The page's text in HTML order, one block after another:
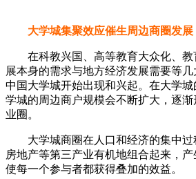
大学城集聚效应催生周边商圈发展
在科教兴国、高等教育大众化、教
展本身的需求与地方经济发展需要等几
中国大学城开始出现和兴起。在大学
学城的周边商户规模会不断扩大，逐
业圈。
大学城商圈在人口和经济的集中过
房地产等第三产业有机地组合起来，产
使每一个参与者都获得叠加的效益。